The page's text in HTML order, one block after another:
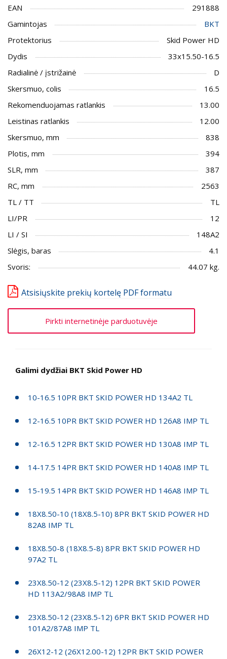
EAN
291888
Gamintojas
BKT
Protektorius
Skid Power HD
Dydis
33x15.50-16.5
Radialinė / įstrižainė
D
Skersmuo, colis
16.5
Rekomenduojamas ratlankis
13.00
Leistinas ratlankis
12.00
Skersmuo, mm
838
Plotis, mm
394
SLR, mm
387
RC, mm
2563
TL / TT
TL
LI/PR
12
LI / SI
148A2
Slėgis, baras
4.1
Svoris:
44.07 kg.
Atsisiųskite prekių kortelę PDF formatu
Pirkti internetinėje parduotuvėje
Galimi dydžiai BKT Skid Power HD
10-16.5 10PR BKT SKID POWER HD 134A2 TL
12-16.5 10PR BKT SKID POWER HD 126A8 IMP TL
12-16.5 12PR BKT SKID POWER HD 130A8 IMP TL
14-17.5 14PR BKT SKID POWER HD 140A8 IMP TL
15-19.5 14PR BKT SKID POWER HD 146A8 IMP TL
18X8.50-10 (18X8.5-10) 8PR BKT SKID POWER HD
82A8 IMP TL
18X8.50-8 (18X8.5-8) 8PR BKT SKID POWER HD
97A2 TL
23X8.50-12 (23X8.5-12) 12PR BKT SKID POWER
HD 113A2/98A8 IMP TL
23X8.50-12 (23X8.5-12) 6PR BKT SKID POWER HD
101A2/87A8 IMP TL
26X12-12 (26X12.00-12) 12PR BKT SKID POWER